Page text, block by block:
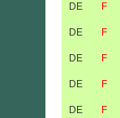
DE F
DE F
DE F
DE F
DE F